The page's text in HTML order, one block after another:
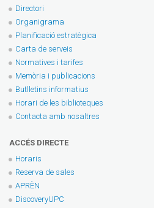
Directori
Organigrama
Planificació estratègica
Carta de serveis
Normatives i tarifes
Memòria i publicacions
Butlletins informatius
Horari de les biblioteques
Contacta amb nosaltres
ACCÉS DIRECTE
Horaris
Reserva de sales
APRÈN
DiscoveryUPC